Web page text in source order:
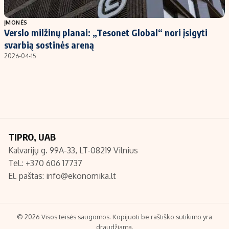
Populiarios temos
Investavimas
Akcijų rinka
Titulinis
Nedarbo išmokos skaičiuoklė
Redakcija
Turinio žymėjimo taisyklės
ĮMONĖS
Verslo milžinų planai: „Tesonet Global“ nori įsigyti
svarbią sostinės areną
2026-04-15
TIPRO, UAB
Kalvarijų g. 99A-33, LT-08219 Vilnius
Tel.: +370 606 17737
El. paštas: info@ekonomika.lt
© 2026 Visos teisės saugomos. Kopijuoti be raštiško sutikimo yra
draudžiama.